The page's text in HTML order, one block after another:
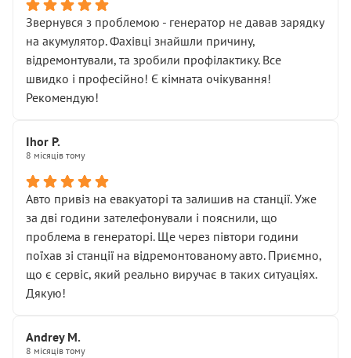
послуга. Тим більше, я був поруч і жодної реальної
діагностики ходової не проводилось. Після
зауваження гроші за цю “послугу” повернули, що
лише підтвердило мою правоту.
Але головне — я виїжджаю з боксу, і скрип у гальмах
залишився таким самим, як і був. Тобто оплачена
Далі ситуація тільки погіршилась:
• сказали, що тепер “потрібно знімати колеса”
• що біля авто стояти вже не можна
• почали озвучувати купу додаткових робіт без
чіткого пояснення
( ну все зняли та доробили) дякую!
Окремий момент, який виглядає абсурдно:
мені заявили, що бачок гальмівної рідини потрібно
міняти разом із головним гальмівним циліндром у
Для людини, яка хоча б трохи розуміється на техніці,
це звучить як мінімум непрофесійно, а як максимум —
Звернувся з проблемою - генератор не давав зарядку
на акумулятор. Фахівці знайшли причину,
відремонтували, та зробили профілактику. Все
швидко і професійно! Є кімната очікування!
Рекомендую!
Ihor P.
8 місяців тому
Авто привіз на евакуаторі та залишив на станції. Уже
за дві години зателефонували і пояснили, що
проблема в генераторі. Ще через півтори години
поїхав зі станції на відремонтованому авто. Приємно,
що є сервіс, який реально виручає в таких ситуаціях.
Дякую!
Andrey M.
8 місяців тому